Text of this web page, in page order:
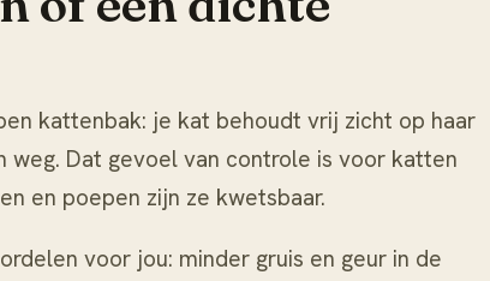
kattenbak: je kat behoudt vrij zicht op haar
weg. Dat gevoel van controle is voor katten
en poepen zijn ze kwetsbaar.
voor jou: minder gruis en geur in de